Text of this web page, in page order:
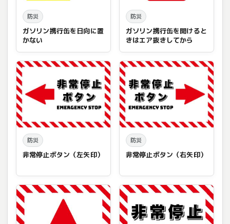
防災
ガソリン携行缶を日向に置
かない
防災
ガソリン携行缶を開けると
きはエア抜きしてから
防災
非常停止ボタン（左矢印）
防災
非常停止ボタン（右矢印）